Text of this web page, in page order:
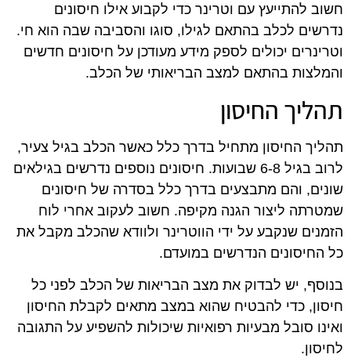
חשוב להתייעץ עם וטרינר כדי לקבוע אילו חיסונים
נדרשים לכלב בהתאם לגילו, סוגו והסביבה שבה הוא חי.
וטרינרים יכולים לספק מידע מעודכן על חיסונים חדשים
והמלצות בהתאם למצב הבריאותי של הכלב.
תהליך החיסון
תהליך החיסון מתחיל בדרך כלל כאשר הכלב בגיל צעיר,
לרוב בגיל 6-8 שבועות. חיסונים נוספים נדרשים בגילאים
שונים, והם מתבצעים בדרך כלל בסדרה של חיסונים
שמטרתה ליצור הגנה מקיפה. חשוב לעקוב אחרי לוח
הזמנים שנקבע על ידי הווטרינר ולוודא שהכלב מקבל את
כל החיסונים הנדרשים במועדם.
בנוסף, יש לבדוק את מצב הבריאות של הכלב לפני כל
חיסון, כדי להבטיח שהוא במצב מתאים לקבלת החיסון
ואינו סובל מבעיות רפואיות שיכולות להשפיע על התגובה
לחיסון.